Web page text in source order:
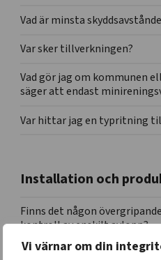
Vi värnar om din
Vad är minsta
Var sker tillverkningen?
Vad gör jag om kommunen
säger att endast
Var hittar jag en typritning
Installation och
Finns det någon
kontroll av enskilt avlopp?
Vad betyder